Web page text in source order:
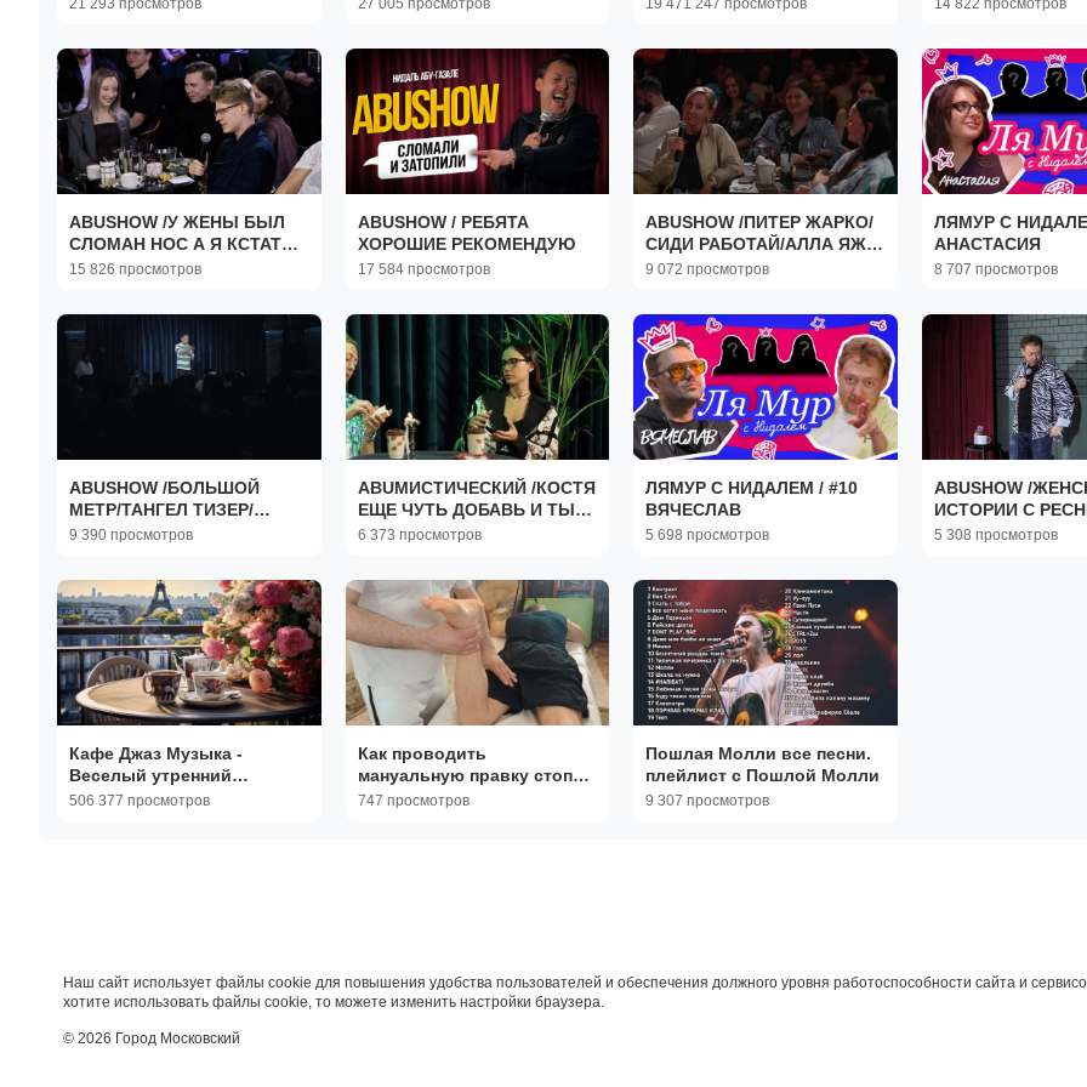
21 293 просмотров 27 005 просмотров 19 471 247 просмотров 14 822 просмотров
ABUSHOW /У ЖЕНЫ БЫЛ
СЛОМАН НОС А Я КСТАТИ
БОКСОМ ЗАНИМАЮСЬ
15 826 просмотров
ABUSHOW / РЕБЯТА
ХОРОШИЕ РЕКОМЕНДУЮ
17 584 просмотров
ABUSHOW /ПИТЕР ЖАРКО/
СИДИ РАБОТАЙ/АЛЛА ЯЖ
МАТЬ/ОДИНОЧКА
АККЛИМАТИЗАЦИЯ
9 072 просмотров
ЛЯМУР С
АНАСТАСИЯ
8 707 просмотров
ABUSHOW /БОЛЬШОЙ
МЕТР/ТАНГЕЛ ТИЗЕР/
ЗАКЛАДКА В КНИГАХ/ГОД
9 390 просмотров
ABUМИСТИЧЕСКИЙ /КОСТЯ
ЕЩЕ ЧУТЬ ДОБАВЬ И ТЫ
МЕНЯ СБРОСИШЬ ЧЕРЕЗ
6 373 просмотров
ЛЯМУР С НИДАЛЕМ / #10
ВЯЧЕСЛАВ
5 698 просмотров
ABUSHOW /
ИСТОРИИ С
МЫШЬ В
5 308 просмотров
Кафе Джаз Музыка -
Веселый утренний
джазовый кофе и
506 377 просмотров
Как проводить
мануальную правку стопы
- Лечение плоскостопия!
747 просмотров
Пошлая Молли все песни.
плейлист с Пошлой Молли
9 307 просмотров
Наш сайт использует файлы cookie для повышения удобства пользователей и обеспечения должного уровня работоспособности сайта и
хотите использовать файлы cookie, то можете изменить настройки браузера.
© 2026 Город Московский